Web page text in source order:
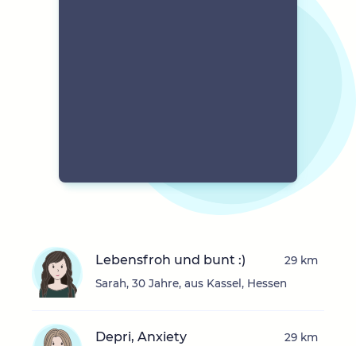
Lebensfroh und bunt :)
Sarah, 30 Jahre, aus Kassel, Hessen
29 km
Depri, Anxiety 29 km